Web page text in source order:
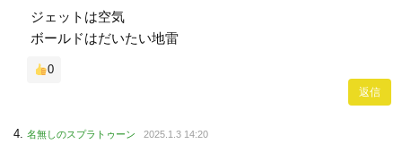
ジェットは空気
ボールドはだいたい地雷
0
返信
名無しのスプラトゥーン 2025.1.3 14:20